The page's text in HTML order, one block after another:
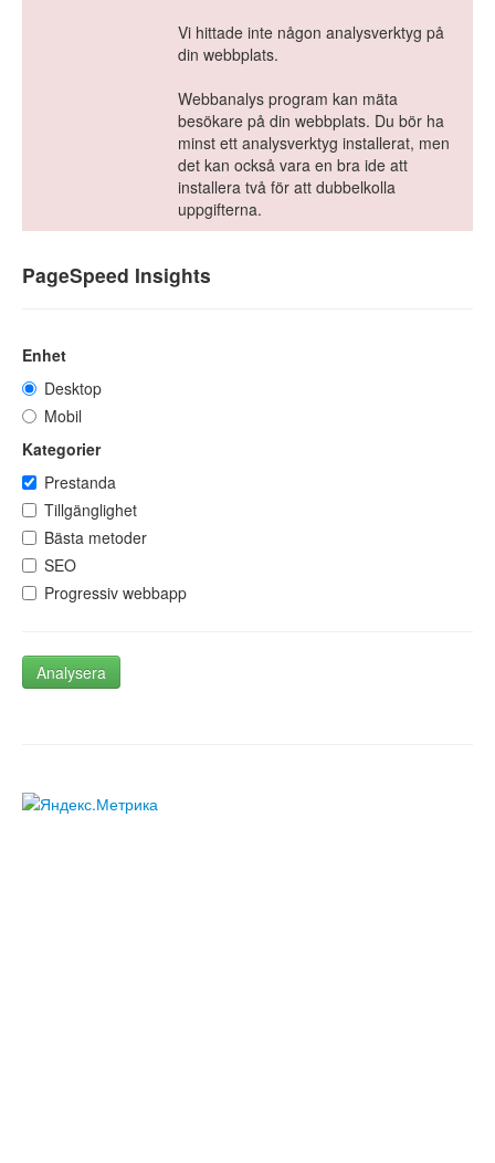
Vi hittade inte någon analysverktyg på
din webbplats.
Webbanalys program kan mäta
besökare på din webbplats. Du bör ha
minst ett analysverktyg installerat, men
det kan också vara en bra ide att
installera två för att dubbelkolla
uppgifterna.
PageSpeed Insights
Enhet
Desktop
Mobil
Kategorier
Prestanda
Tillgänglighet
Bästa metoder
SEO
Progressiv webbapp
Analysera